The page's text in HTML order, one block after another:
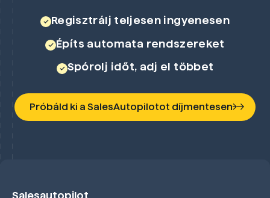
Regisztrálj teljesen ingyenesen
Építs automata rendszereket
Spórolj időt, adj el többet
Próbáld ki a SalesAutopilotot díjmentesen
Salesautopilot